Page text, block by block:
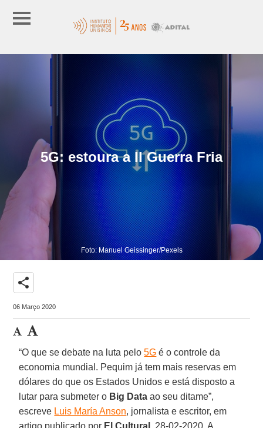
5G: estoura a II Guerra Fria
Foto: Manuel Geissinger/Pexels
share
06 Março 2020
“O que se debate na luta pelo5G é o controle da
economia mundial. Pequim já tem mais reservas em
dólares do que os Estados Unidos e está disposto a
lutar para submeter o Big Data ao seu ditame”,
escreve Luis María Anson, jornalista e escritor, em
artigo publicado por El Cultural , 28-02-2020. A